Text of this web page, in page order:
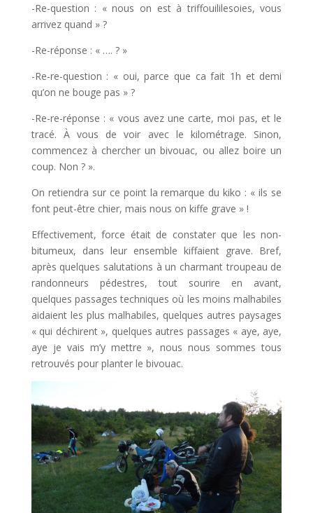
-Re-question : « nous on est à triffouililesoies, vous
arrivez quand » ?
-Re-réponse : « …. ? »
-Re-re-question : « oui, parce que ca fait 1h et demi
qu’on ne bouge pas » ?
-Re-re-réponse : « vous avez une carte, moi pas, et le
tracé. À vous de voir avec le kilométrage. Sinon,
commencez à chercher un bivouac, ou allez boire un
coup. Non ? ».
On retiendra sur ce point la remarque du kiko : « ils se
font peut-être chier, mais nous on kiffe grave » !
Effectivement, force était de constater que les non-
bitumeux, dans leur ensemble kiffaient grave. Bref,
après quelques salutations à un charmant troupeau de
randonneurs pédestres, tout sourire en avant,
quelques passages techniques où les moins malhabiles
aidaient les plus malhabiles, quelques autres paysages
« qui déchirent », quelques autres passages « aye, aye,
aye je vais m’y mettre », nous nous sommes tous
retrouvés pour planter le bivouac.